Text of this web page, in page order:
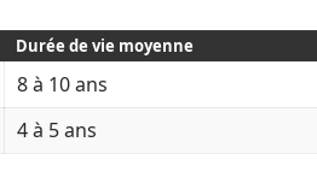
Durée de vie moyenne
8 à 10 ans
4 à 5 ans